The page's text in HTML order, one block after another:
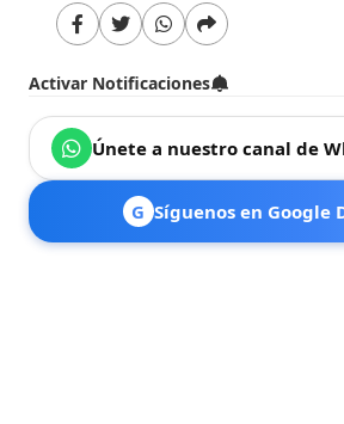
Activar Notificaciones
Únete a nuestro canal de
G Síguenos en Google